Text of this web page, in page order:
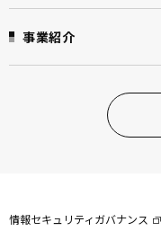
事業紹介
情報セキュリティガバナンス